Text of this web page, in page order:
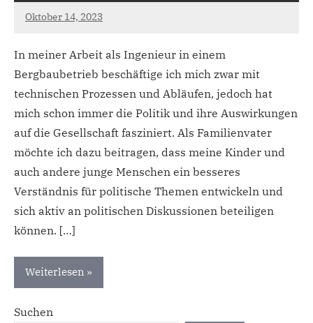
Oktober 14, 2023
admin
In meiner Arbeit als Ingenieur in einem
Bergbaubetrieb beschäftige ich mich zwar mit
technischen Prozessen und Abläufen, jedoch hat
mich schon immer die Politik und ihre Auswirkungen
auf die Gesellschaft fasziniert. Als Familienvater
möchte ich dazu beitragen, dass meine Kinder und
auch andere junge Menschen ein besseres
Verständnis für politische Themen entwickeln und
sich aktiv an politischen Diskussionen beteiligen
können. […]
Weiterlesen
Neuigkeiten
Suchen